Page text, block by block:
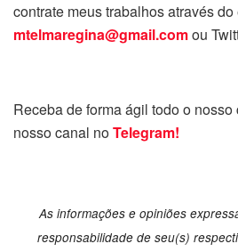
contrate meus trabalhos através do
mtelmaregina@gmail.comou
Receba de forma ágil todo o
nosso canal noTelegram!
As informações e opiniões
responsabilidade de seu(s)